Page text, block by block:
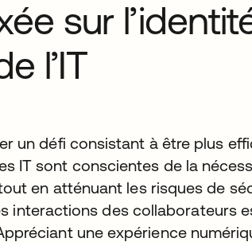
sur
l’IT
un défi consistant à être plus
IT sont conscientes de la
en atténuant les risques de
interactions des collaborateurs
une expérience